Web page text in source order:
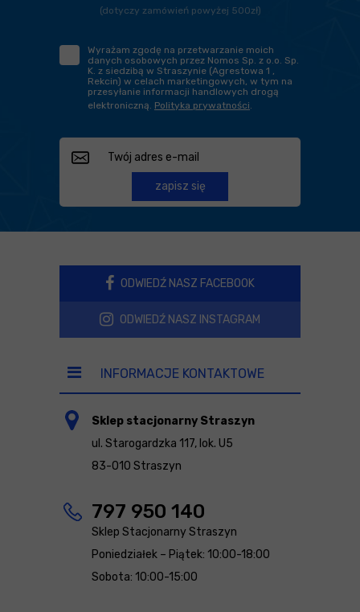
(dotyczy zamówień powyżej 500zł)
Wyrażam zgodę na przetwarzanie moich
danych osobowych przez Nomos Sp. z o.o. Sp.
K. z siedzibą w Straszynie (Agrestowa 1 ,
Rekcin) w celach marketingowych, w tym na
przesyłanie informacji handlowych drogą
elektroniczną. Polityka prywatności
zapisz się
ODWIEDŹ NASZ FACEBOOK
ODWIEDŹ NASZ INSTAGRAM
INFORMACJE KONTAKTOWE
Sklep stacjonarny Straszyn
ul. Starogardzka 117, lok. U5
83-010 Straszyn
797 950 140
Sklep Stacjonarny Straszyn
Poniedziałek – Piątek: 10:00-18:00
Sobota: 10:00-15:00